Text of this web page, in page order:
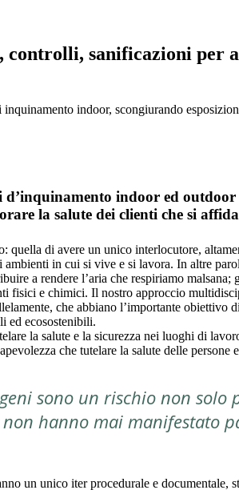
sanificazioni per
indoor, scongiurando
indoor ed
la salute dei clienti che si
quella di avere un unico interlocutore,
in cui si vive e si lavora. In altre
a rendere l’aria che respiriamo
fisici e chimici. Il nostro approccio
che abbiano l’importante
ed ecosostenibili.
la salute e la sicurezza nei luoghi di
che tutelare la salute delle
sono un rischio non
hanno mai manifestato
un unico iter procedurale e documentale,